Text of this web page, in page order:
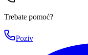
Trebate pomoć?
Poziv